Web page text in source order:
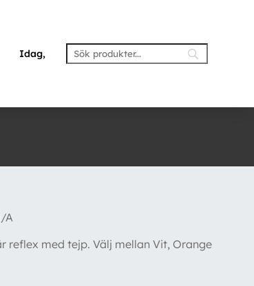
Idag,
A
reflex med tejp. Välj mellan Vit, Orange